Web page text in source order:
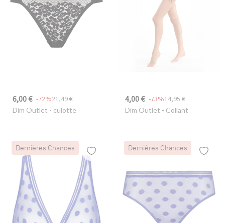
6,00 € 21,49 €
-72%
Dim Outlet - culotte
4,00 € 14,95 €
-73%
Dim Outlet - Collant
Dernières Chances Dernières Chances